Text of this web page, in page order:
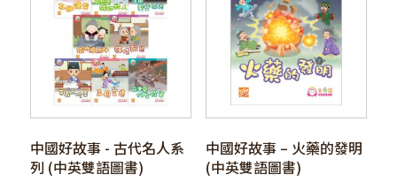
中國好故事 - 古代名人系
列 (中英雙語圖書)
中國好故事 – 火藥的發明
(中英雙語圖書)